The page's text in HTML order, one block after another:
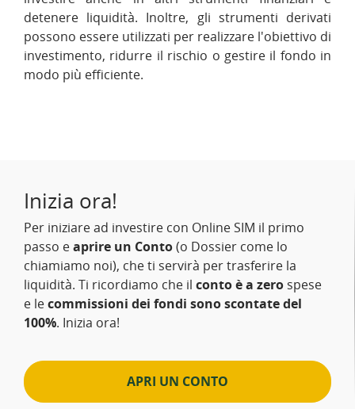
detenere liquidità. Inoltre, gli strumenti derivati
possono essere utilizzati per realizzare l'obiettivo di
investimento, ridurre il rischio o gestire il fondo in
modo più efficiente.
Inizia ora!
Per iniziare ad investire con Online SIM il primo
passo eaprire un Conto(o Dossier come lo
chiamiamo noi), che ti servirà per trasferire la
liquidità. Ti ricordiamo che il conto è a zero spese
e lecommissioni dei fondi sono scontate del
100%. Inizia ora!
APRI UN CONTO